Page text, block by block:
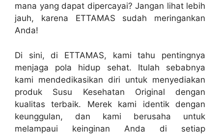
mana yang dapat dipercayai? Jangan lihat lebih
jauh, karena ETTAMAS sudah meringankan
Anda!
Di sini, di ETTAMAS, kami tahu pentingnya
menjaga pola hidup sehat. Itulah sebabnya
kami mendedikasikan diri untuk menyediakan
produk Susu Kesehatan Original dengan
kualitas terbaik. Merek kami identik dengan
keunggulan, dan kami berusaha untuk
melampaui keinginan Anda di setiap